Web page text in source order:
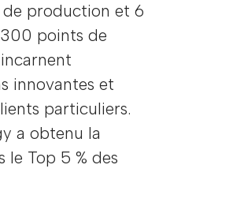
production et 6
points de
innovantes et
particuliers.
a obtenu la
le Top 5 % des